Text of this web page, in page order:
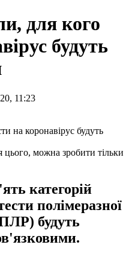
для кого
будуть
11:23
можна зробити тільки
категорій
полімеразної
будуть